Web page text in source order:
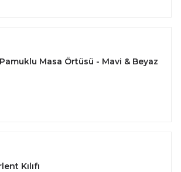
Masa Örtüsü - Mavi & Beyaz
Kılıfı